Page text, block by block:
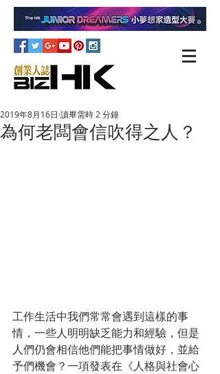
為何老闆會信吹得之人？
2019年8月16日 讀畢需時 2 分鐘
工作生活中我們常常會遇到這樣的事
情，一些人明明缺乏能力和經驗，但是
人們仍會相信他們能把事情做好，並給
予們機會？一項發表在《人格與社會心